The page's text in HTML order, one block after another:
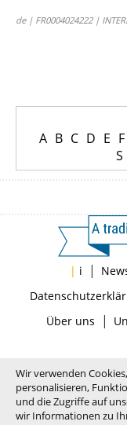
de | FR0004024222 |
A B C D E F
S
| i |
Über uns |
Wir verwenden
personalisieren,
und die Zugriffe auf
wir Informationen zu